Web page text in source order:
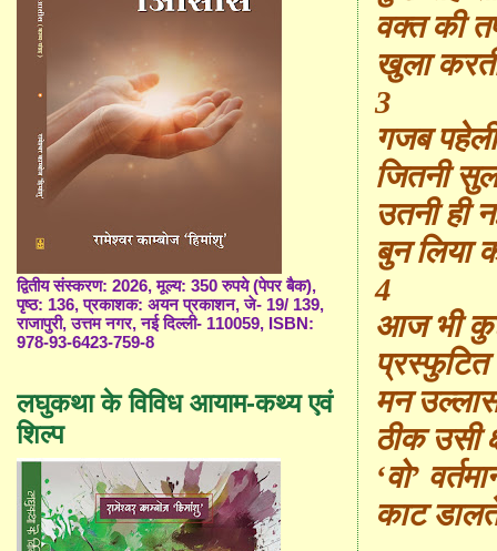
वक्तकी
खुला
3
गजब
जितनी
उतनी ही
बुन लिया
4
आज भी
प्रस्फु
मन उल्ला
ठीक उसी
‘वो’
काट
द्वितीय संस्करण: 2026, मूल्य: 350 रुपये (पेपर बैक),
पृष्ठ: 136, प्रकाशक: अयन प्रकाशन, जे- 19/ 139,
राजापुरी, उत्तम नगर, नई दिल्ली- 110059, ISBN:
978-93-6423-759-8
लघुकथा के विविध आयाम-कथ्य एवं
शिल्प